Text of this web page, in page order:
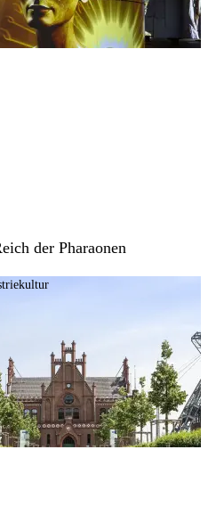
der Pharaonen